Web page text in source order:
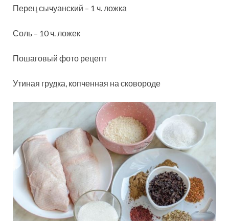
Перец сычуанский – 1 ч. ложка
Соль – 10 ч. ложек
Пошаговый фото рецепт
Утиная грудка, копченная на сковороде